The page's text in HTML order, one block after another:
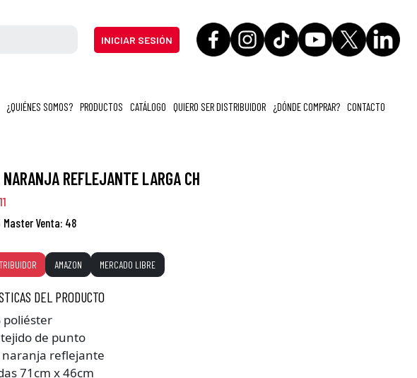
INICIAR SESIÓN
¿QUIÉNES SOMOS? PRODUCTOS CATÁLOGO QUIERO SER DISTRIBUIDOR ¿DÓNDE COMPRAR? CONTACTO
REFLEJANTE LARGA CH
Master Venta: 48
AMAZON MERCADO LIBRE
DEL PRODUCTO
poliéster
de punto
naranja reflejante
71cm x 46cm